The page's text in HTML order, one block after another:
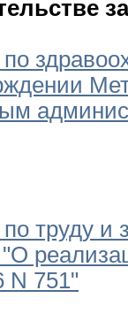
труду и
"О
N 751"